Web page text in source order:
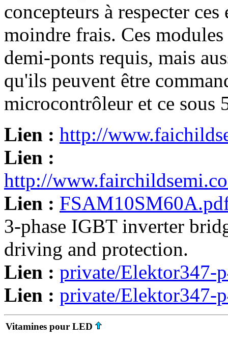
concepteurs à respecter
moindre frais. Ces
demi-ponts requis, mais
qu'ils peuvent être
microcontrôleur et ce sous
Lien : http://
Lien :
http://
Lien :
3-phase IGBT inverter
driving and protection.
Lien : private/Elektor347-
Lien : private/Elektor347-
Vitamines pour LED